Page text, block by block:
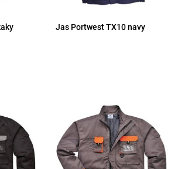
Jas Portwest TX10 navy